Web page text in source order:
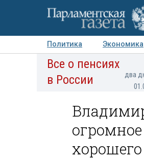
Политика Экономика
Авторы Персоны
Все о пенсиях
в России
два